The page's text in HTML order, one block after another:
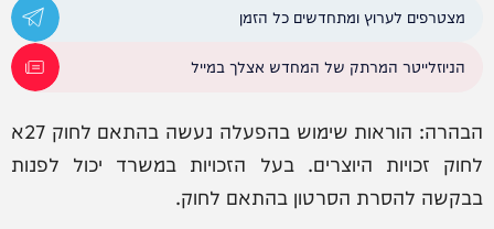
מצטרפים לערוץ ומתחדשים כל הזמן
הניוזלייטר המרתק של המחדש אצלך במייל
הבהרה: הוראות שימוש בהפעלה נעשה בהתאם לחוק 27א
לחוק זכויות היוצרים. בעל הזכויות במשרד יכול לפנות
בבקשה להסרת הסרטון בהתאם לחוק.